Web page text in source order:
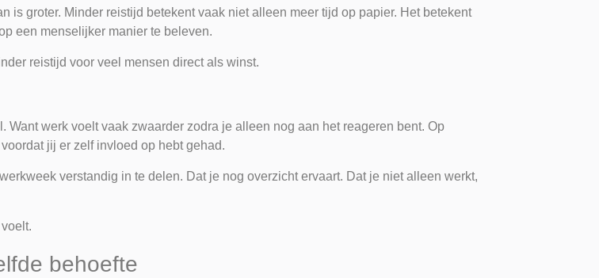
groter. Minder reistijd betekent vaak niet alleen meer tijd op papier. Het betekent
een menselijker manier te beleven.
reistijd voor veel mensen direct als winst.
werk voelt vaak zwaarder zodra je alleen nog aan het reageren bent. Op
jij er zelf invloed op hebt gehad.
verstandig in te delen. Dat je nog overzicht ervaart. Dat je niet alleen werkt,
behoefte